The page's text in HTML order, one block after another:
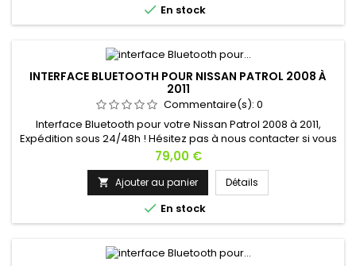
 En stock
INTERFACE BLUETOOTH POUR NISSAN PATROL 2008 À
2011
Commentaire(s): 0
Interface Bluetooth pour votre Nissan Patrol 2008 à 2011,
Expédition sous 24/48h ! Hésitez pas à nous contacter si vous
avez une question !
Prix
79,00 €
 Ajouter au panier Détails
 En stock